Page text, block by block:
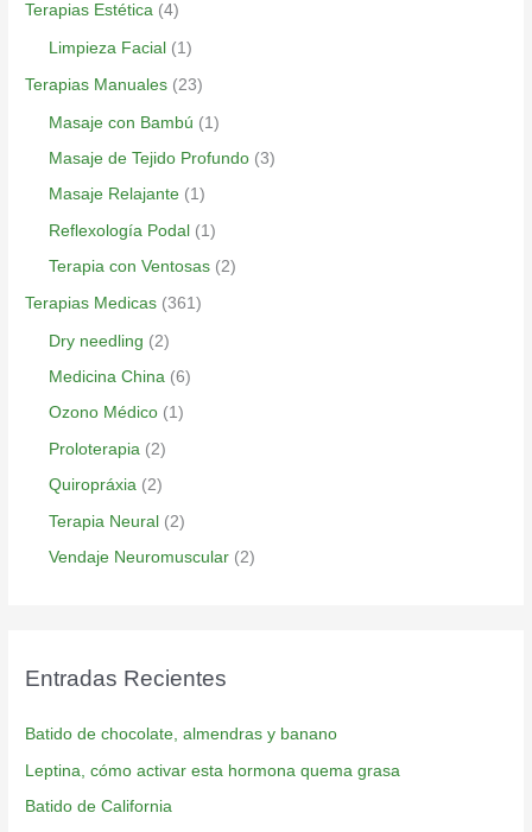
Terapias Estética (4)
Limpieza Facial (1)
Terapias Manuales (23)
Masaje con Bambú (1)
Masaje de Tejido Profundo (3)
Masaje Relajante (1)
Reflexología Podal (1)
Terapia con Ventosas (2)
Terapias Medicas (361)
Dry needling (2)
Medicina China (6)
Ozono Médico (1)
Proloterapia (2)
Quiropráxia (2)
Terapia Neural (2)
Vendaje Neuromuscular (2)
Entradas Recientes
Batido de chocolate, almendras y banano
Leptina, cómo activar esta hormona quema grasa
Batido de California